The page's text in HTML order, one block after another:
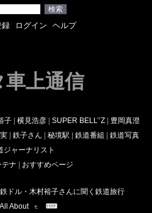
録 ログイン ヘルプ
車上通信
子 横見浩彦 SUPER BELL’’Z
豊岡真澄
| 鉄子さん 秘境駅 鉄道番組
鉄道写真
ジャーナリスト
テナ
おすすめページ
鉄ドル・木村裕子さんに聞く鉄道旅行
About